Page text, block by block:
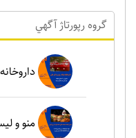
گروه رپورتاژ آگهي
منو و